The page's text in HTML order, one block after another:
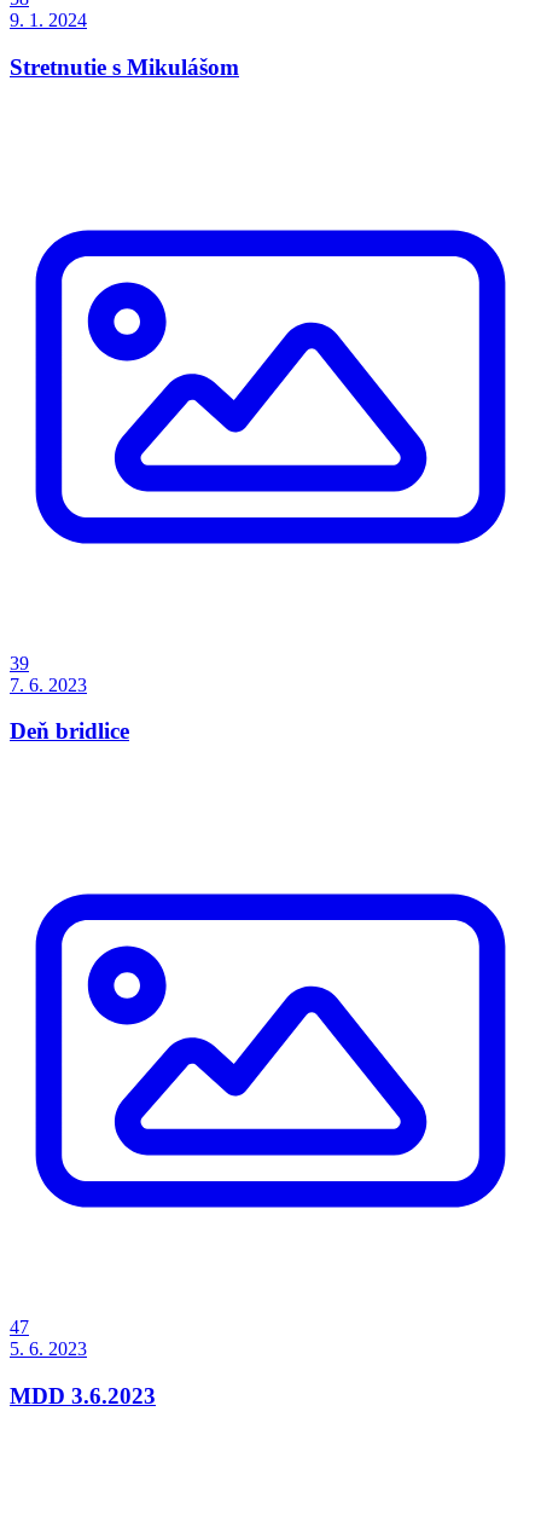
9. 1. 2024
Stretnutie s Mikulášom
39
7. 6. 2023
Deň bridlice
47
5. 6. 2023
MDD 3.6.2023